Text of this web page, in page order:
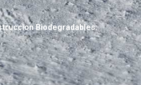
Biodegradables: